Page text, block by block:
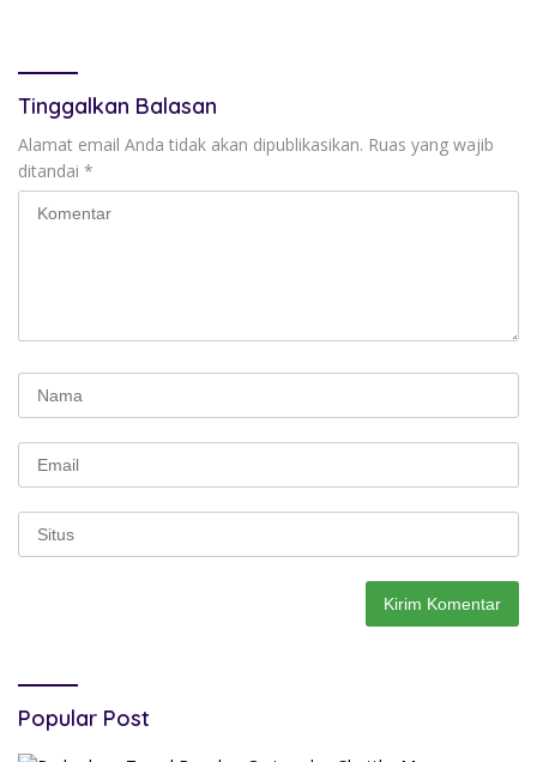
Tinggalkan Balasan
Alamat email Anda tidak akan dipublikasikan. Ruas yang wajib
ditandai *
Popular Post